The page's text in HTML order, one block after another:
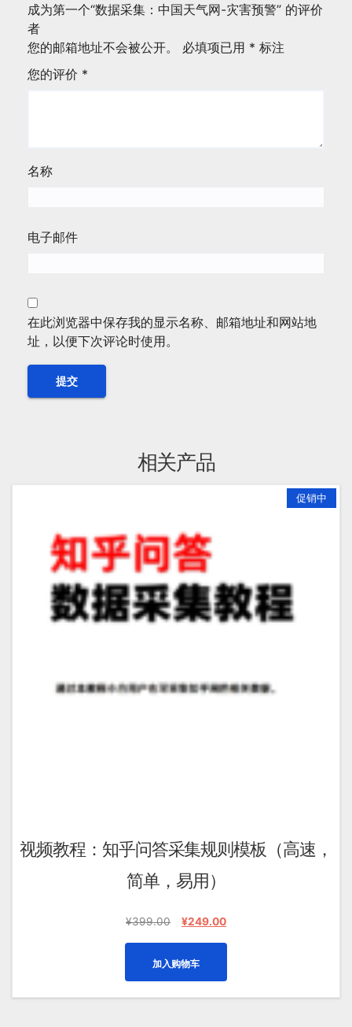
成为第一个“数据采集：中国天气网-灾害预警” 的评价
者
您的邮箱地址不会被公开。
必填项已用 * 标注
您的评价 *
名称
电子邮件
在此浏览器中保存我的显示名称、邮箱地址和网站地
址，以便下次评论时使用。
相关产品
促销中
视频教程：知乎问答采集规则模板（高速，
简单，易用）
¥399.00
原
¥399.00。
¥249.00当
为：
¥249.00。
加入购物车